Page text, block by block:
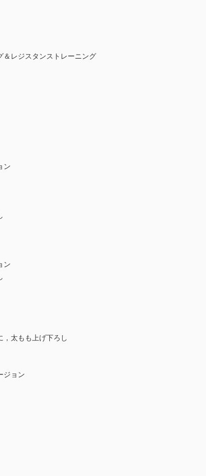
＆レジスタンストレーニング
ン
ン
太もも上げ下ろし
ジョン